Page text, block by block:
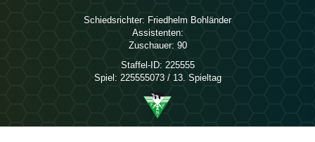
Schiedsrichter:  
Assistenten:
Zuschauer: 90
Staffel-ID: 225555
Spiel: 225555073 / 13. Spieltag